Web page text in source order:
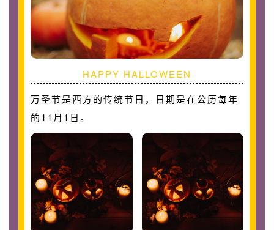
HAPPY HALLOWEEN
万圣节是西方的传统节日，日期是在公历每年
的11月1日。